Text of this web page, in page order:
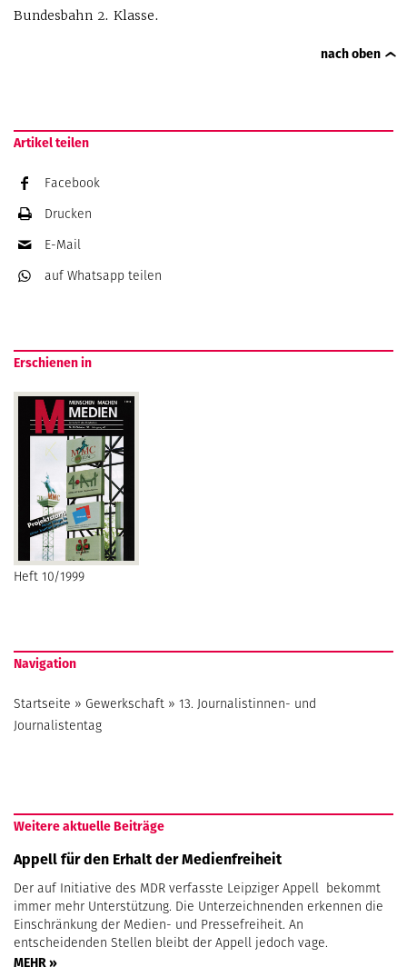
Bundesbahn 2. Klasse.
nach oben
Artikel teilen
Facebook
Drucken
E-Mail
auf Whatsapp teilen
Erschienen in
Heft 10/1999
Navigation
Startseite » Gewerkschaft » 13. Journalistinnen- und
Journalistentag
Weitere aktuelle Beiträge
Appell für den Erhalt der Medienfreiheit
Der auf Initiative des MDR verfasste Leipziger Appell bekommt
immer mehr Unterstützung. Die Unterzeichnenden erkennen die
Einschränkung der Medien- und Pressefreiheit. An
entscheidenden Stellen bleibt der Appell jedoch vage.
MEHR »